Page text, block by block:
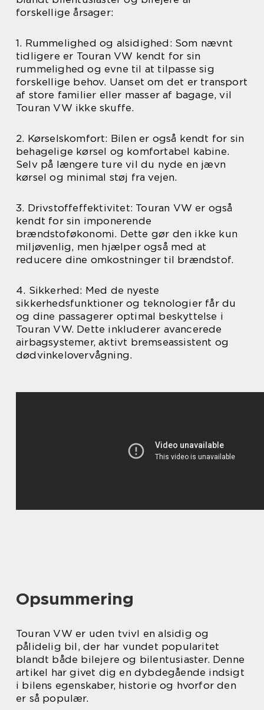
forskellige årsager:
1. Rummelighed og alsidighed: Som nævnt
tidligere er Touran VW kendt for sin
rummelighed og evne til at tilpasse sig
forskellige behov. Uanset om det er transport
af store familier eller masser af bagage, vil
Touran VW ikke skuffe.
2. Kørselskomfort: Bilen er også kendt for sin
behagelige kørsel og komfortabel kabine.
Selv på længere ture vil du nyde en jævn
kørsel og minimal støj fra vejen.
3. Drivstoffeffektivitet: Touran VW er også
kendt for sin imponerende
brændstoføkonomi. Dette gør den ikke kun
miljøvenlig, men hjælper også med at
reducere dine omkostninger til brændstof.
4. Sikkerhed: Med de nyeste
sikkerhedsfunktioner og teknologier får du
og dine passagerer optimal beskyttelse i
Touran VW. Dette inkluderer avancerede
airbagsystemer, aktivt bremseassistent og
dødvinkelovervågning.
Opsummering
Touran VW er uden tvivl en alsidig og
pålidelig bil, der har vundet popularitet
blandt både bilejere og bilentusiaster. Denne
artikel har givet dig en dybdegående indsigt
i bilens egenskaber, historie og hvorfor den
er så populær.